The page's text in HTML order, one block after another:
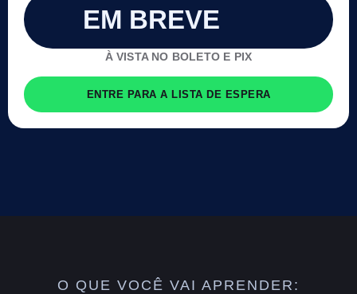
EM BREVE
À VISTA NO BOLETO E PIX
ENTRE PARA A LISTA DE ESPERA
O QUE VOCÊ VAI APRENDER: